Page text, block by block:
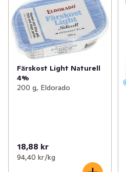
Färskost Light Naturell
4%
200 g, Eldorado
18,88 kr
94,40 kr /kg